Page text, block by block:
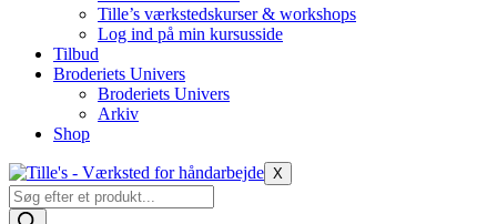
Tille’s værkstedskurser & workshops
Log ind på min kursusside
Tilbud
Broderiets Univers
Broderiets Univers
Arkiv
Shop
X
Products
search